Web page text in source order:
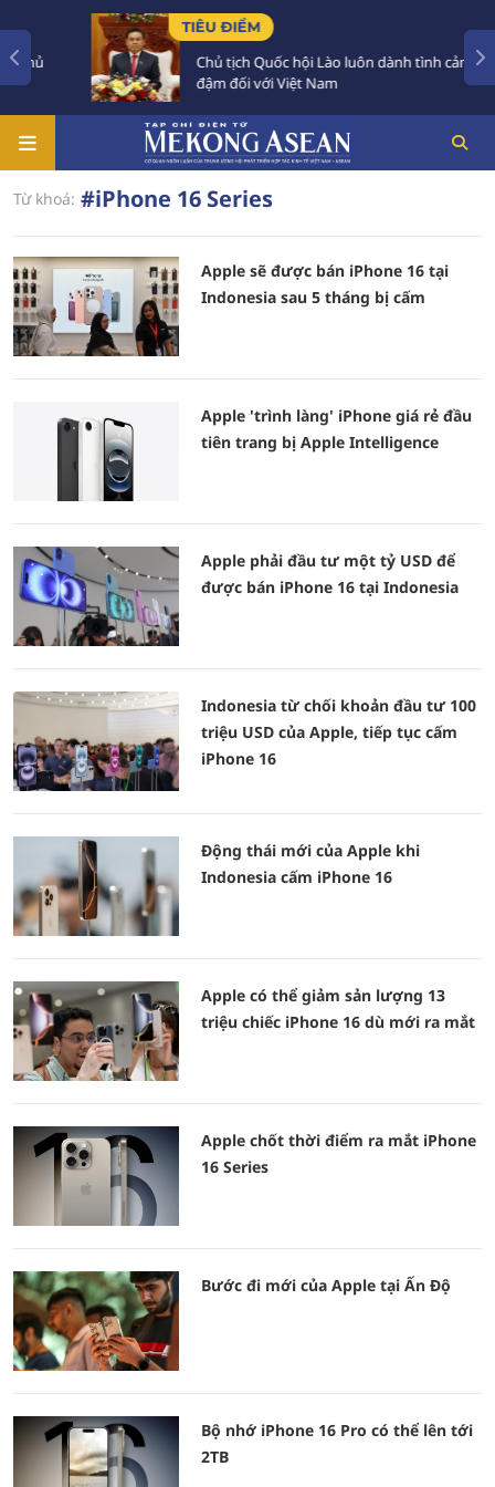
TIÊU ĐIỂM
Chủ tịch Quốc hội Lào luôn dành tình cảm sâu
đậm đối với Việt Nam
Từ khoá: #iPhone 16 Series
Apple sẽ được bán iPhone 16 tại
Indonesia sau 5 tháng bị cấm
Apple 'trình làng' iPhone giá rẻ đầu
tiên trang bị Apple Intelligence
Apple phải đầu tư một tỷ USD để
được bán iPhone 16 tại Indonesia
Indonesia từ chối khoản đầu tư 100
triệu USD của Apple, tiếp tục cấm
iPhone 16
Động thái mới của Apple khi
Indonesia cấm iPhone 16
Apple có thể giảm sản lượng 13
triệu chiếc iPhone 16 dù mới ra mắt
Apple chốt thời điểm ra mắt iPhone
16 Series
Bước đi mới của Apple tại Ấn Độ
Bộ nhớ iPhone 16 Pro có thể lên tới
2TB